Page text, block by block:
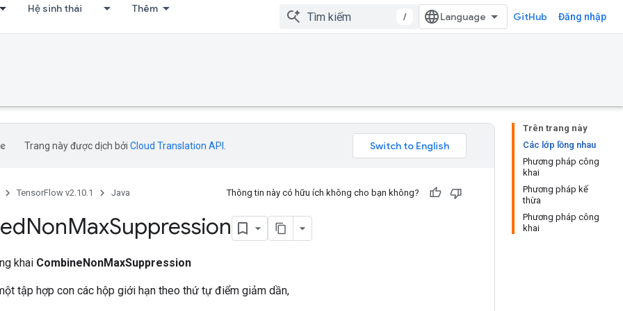
Hệ sinh thái Thêm
/ GitHub Đăng nhập
Trên trang này
Các lớp lồng nhau
Phương pháp công
khai
Phương pháp kế
thừa
Phương pháp công
khai
Trang này được dịch bởi Cloud Translation API
TensorFlow v2.10.1 Java Thông tin này có hữu ích không cho bạn không?
NonMaxSuppression
khai CombineNonMaxSuppression
tập hợp con các hộp giới hạn theo thứ tự điểm giảm dần,